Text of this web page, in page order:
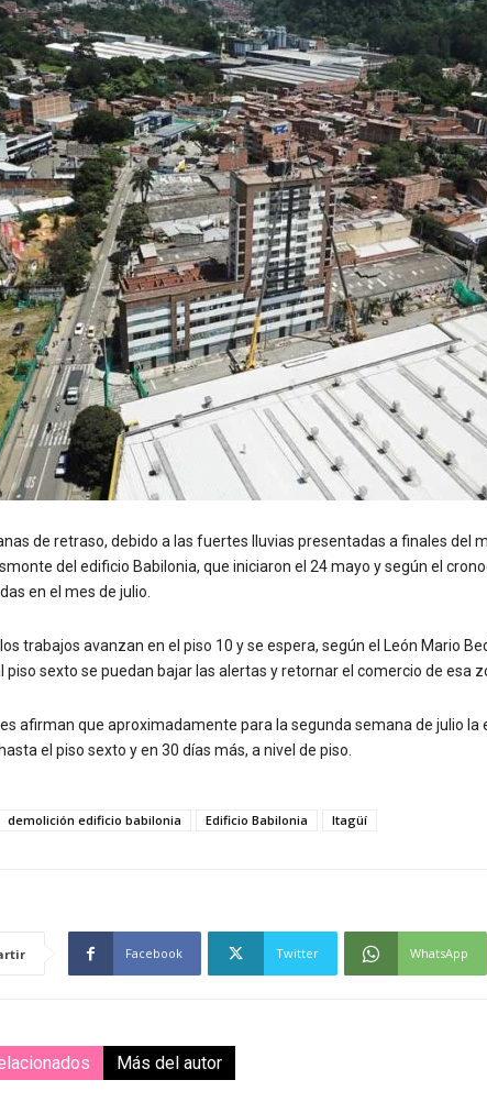
de retraso, debido a las fuertes lluvias presentadas a finales del
del edificio Babilonia, que iniciaron el 24 mayo y según el
en el mes de julio.
trabajos avanzan en el piso 10 y se espera, según el León Mario
piso sexto se puedan bajar las alertas y retornar el comercio de esa
afirman que aproximadamente para la segunda semana de julio la
el piso sexto y en 30 días más, a nivel de piso.
demolición edificio babilonia Edificio Babilonia Itagüí
Facebook Twitter WhatsApp
Más del autor